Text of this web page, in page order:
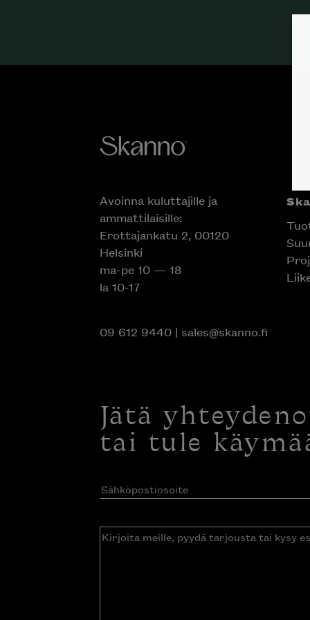
Avoinna kuluttajille ja
ammattilaisille:
Erottajankatu 2, 00120
Helsinki
ma-pe 10 — 18
la 10-17
09 612 9440| sales@skanno.fi
Jätä
tai tule
Sähköpostiosoite(Pakollinen)
Kirjoita